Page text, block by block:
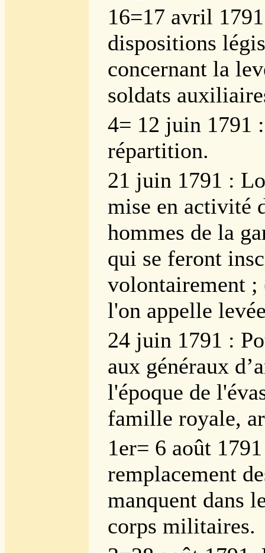
16=17 avril
dispositions
concernant la
soldats
4= 12 juin 1791
répartition.
21 juin 1791 :
mise en activité
hommes de la
qui se feront
volontairement ;
l'on appelle
24 juin 1791 :
aux généraux
l'époque de
famille royale,
1er= 6 août
remplacement
manquent dans
corps militaires.